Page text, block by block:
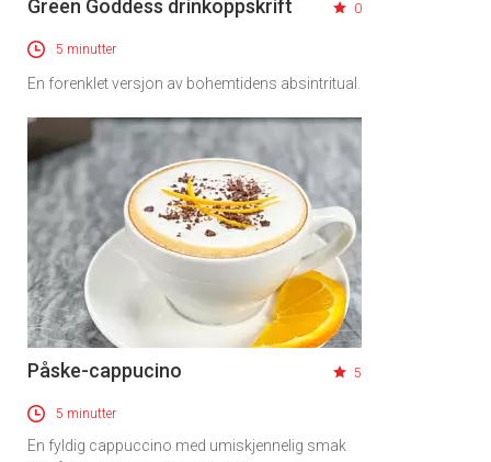
Green Goddess drinkoppskrift 0
5 minutter
En forenklet versjon av bohemtidens absintritual.
Påske-cappucino 5
5 minutter
En fyldig cappuccino med umiskjennelig smak